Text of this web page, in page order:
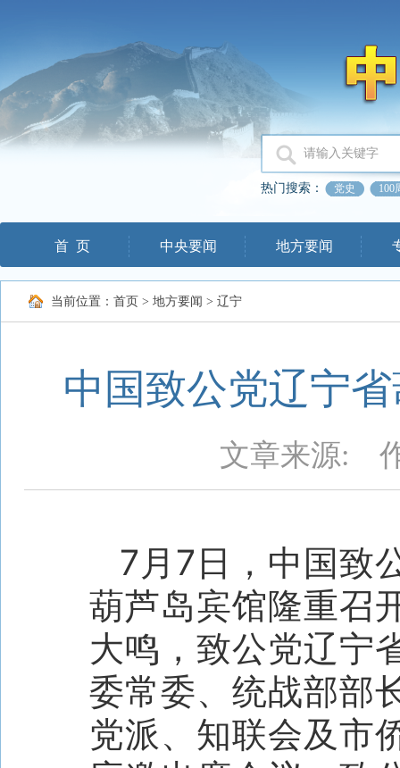
热门搜索： 党史 100
首 页 中央要闻 地方要闻
当前位置： 首页 > 地方要闻 > 辽宁
中国致公党辽宁
文章来源:
7月7日，中国致
葫芦岛宾馆隆重召
大鸣，致公党辽宁
委常委、统战部部
党派、知联会及市